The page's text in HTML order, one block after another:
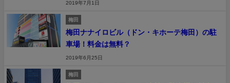
2019年7月1日
梅田
梅田ナナイロビル（ドン・キホーテ梅田）の駐
車場！料金は無料？
2019年6月25日
梅田